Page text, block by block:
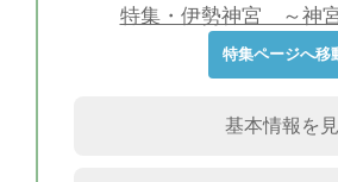
特集・伊勢神宮 ～神
特集ページへ移
基本情報を